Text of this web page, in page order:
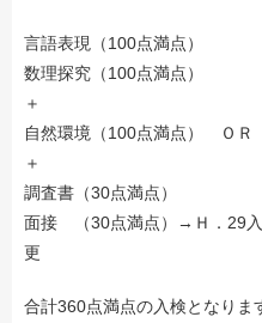
言語表現（100点満点）
数理探究（100点満点）
＋
自然環境（100点満点） Ｏ
＋
調査書（30点満点）
面接 （30点満点）→Ｈ．29
更
合計360点満点の入検となりま